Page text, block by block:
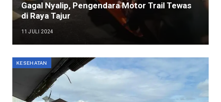
Gagal Nyalip, Pengendara Motor Trail Tewas
di Raya Tajur
11 JULI 2024
KESEHATAN